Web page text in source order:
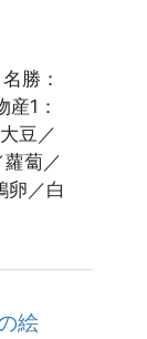
勝：
1：
豆／
蔔／
卵／白
絵